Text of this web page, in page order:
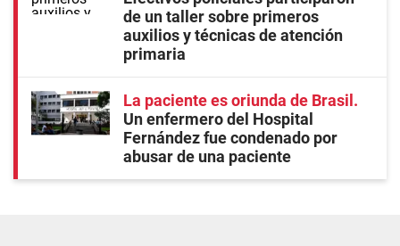
de un taller sobre primeros
auxilios y técnicas de atención
primaria
La paciente es oriunda de Brasil
Un enfermero del Hospital
Fernández fue condenado por
abusar de una paciente